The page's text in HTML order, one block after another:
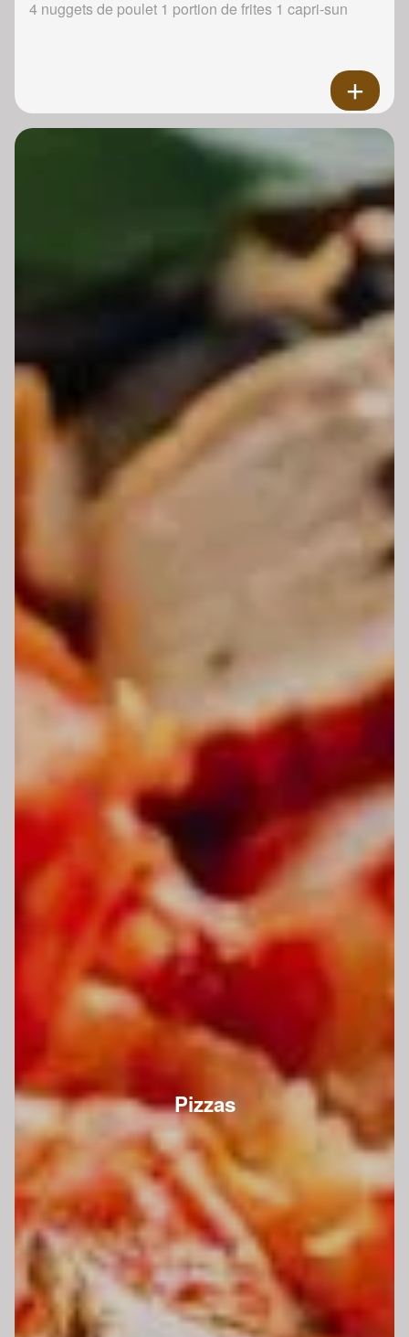
4 nuggets de poulet 1 portion de frites 1 capri-sun
Pizzas